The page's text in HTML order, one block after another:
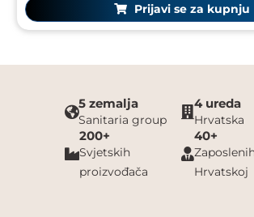
Prijavi se za kupnju
5 zemalja
Sanitaria group
4 ureda
Hrvatska
200+
Svjetskih
proizvođača
40+
Hrvatskoj